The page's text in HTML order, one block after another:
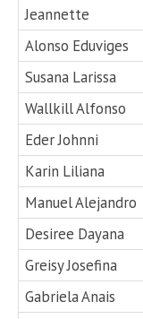
Jeannette
Alonso Eduviges
Susana Larissa
Wallkill Alfonso
Eder Johnni
Karin Liliana
Manuel Alejandro
Desiree Dayana
Greisy Josefina
Gabriela Anais